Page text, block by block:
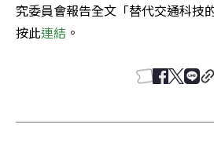
究委員會報告全文「替代交通科技
按此連結 。